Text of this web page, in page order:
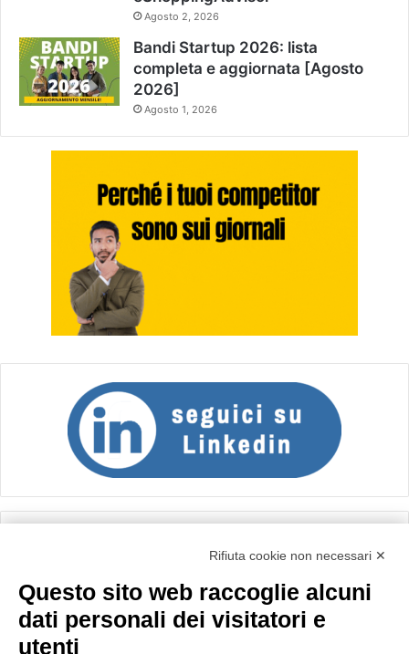
Agosto 2, 2026
Bandi Startup 2026: lista
completa e aggiornata [Agosto
2026]
Agosto 1, 2026
Importo netto (€):
Rifiuta cookie non necessari ✕
Questo sito web raccoglie alcuni
dati personali dei visitatori e
utenti